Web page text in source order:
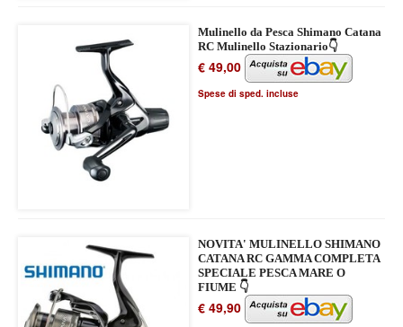
Mulinello da Pesca Shimano Catana
RC Mulinello Stazionario👇
€ 49,00
Spese di sped. incluse
NOVITA' MULINELLO SHIMANO
CATANA RC GAMMA COMPLETA
SPECIALE PESCA MARE O
FIUME 👇
€ 49,90